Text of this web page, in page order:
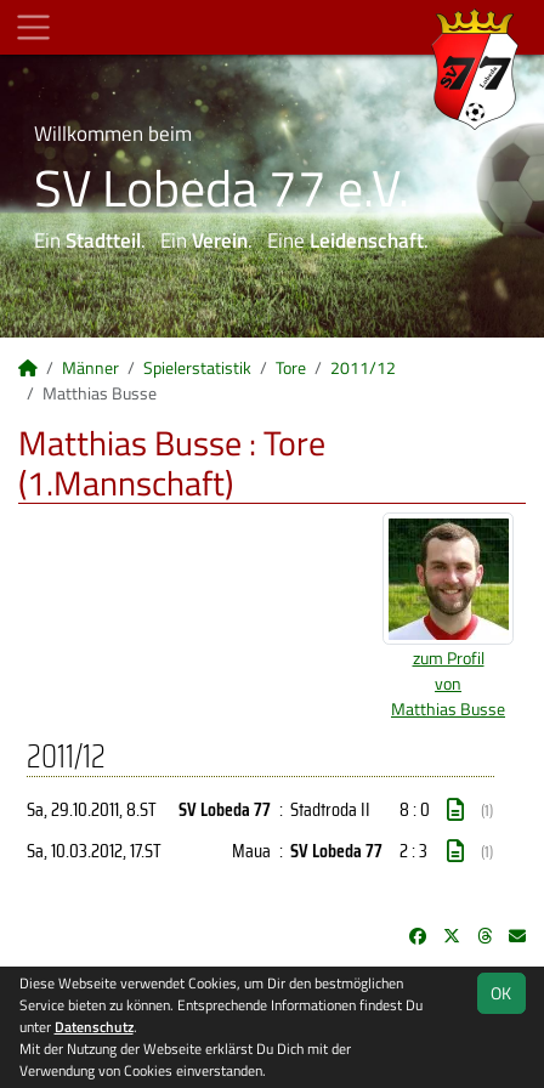
Willkommen beim
SV Lobeda 77 e.V.
EinStadtteil. EinVerein. EineLeidenschaft.
Männer Spielerstatistik Tore
2011/12
Matthias Busse
Matthias Busse : Tore
(1.Mannschaft)
zum Profil
von
Matthias Busse
2011/12
Sa, 29.10.2011, 8.ST SV Lobeda 77 : Stadtroda II 8 : 0 (1)
Sa, 10.03.2012, 17.ST Maua : SV Lobeda 77 2 : 3 (1)
soccero.de
© 2006 - 2026
Besucherstatistik Kontakt Impressum
OK
Diese Webseite verwendet Cookies, um Dir den bestmöglichen
Service bieten zu können. Entsprechende Informationen findest Du
unter Datenschutz.
Mit der Nutzung der Webseite erklärst Du Dich mit der
Verwendung von Cookies einverstanden.